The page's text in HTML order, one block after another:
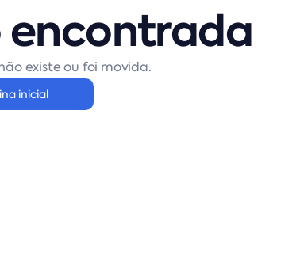
encontrada
existe ou foi movida.
inicial